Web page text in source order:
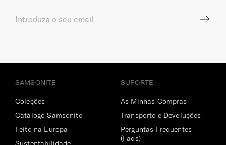
SAMSONITE
Coleções
Catálogo Samsonite
Feito na Europa
SUPORTE
As Minhas Compras
Transporte e Devoluções
Perguntas Frequentes
(Faqs)